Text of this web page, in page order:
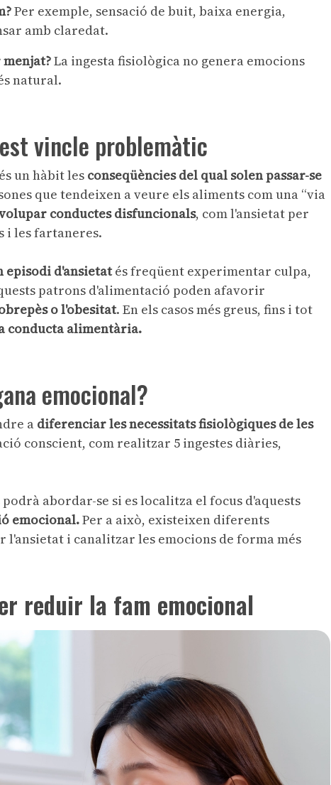
Per exemple, sensació de buit, baixa energia,
amb claredat.
menjat?La ingesta fisiològica no genera emocions
natural.
vincle problemàtic
un hàbit les conseqüències del qual solen passar-se
que tendeixen a veure els aliments com una “via
conductes disfuncionals, com l'ansietat per
i les fartaneres.
episodi d'ansietatés freqüent experimentar culpa,
patrons d'alimentació poden afavorir
o l'obesitat. En els casos més greus, fins i tot
conducta alimentària.
emocional?
a diferenciar les necessitats fisiològiques de les
conscient, com realitzar 5 ingestes diàries,
abordar-se si es localitza el focus d'aquests
emocional.Per a això, existeixen diferents
i canalitzar les emocions de forma més
reduir la fam emocional